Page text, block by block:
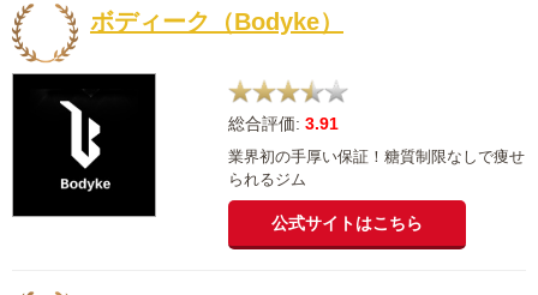
ボディーク（Bodyke）
総合評価: 3.91
業界初の手厚い保証！糖質制限なしで痩せ
られるジム
公式サイトはこちら